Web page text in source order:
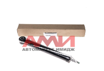
БЫСТРЫЙ ПРОСМОТР